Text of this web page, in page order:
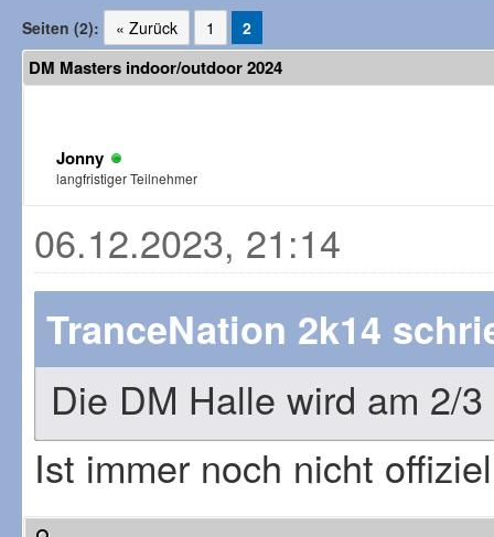
Seiten (2): « Zurück 1 2
DM Masters indoor/outdoor 2024
Jonny
langfristiger Teilnehmer
06.12.2023, 21:14
TranceNation 2k14
Die DM Halle wird am 2/
Ist immer noch nicht